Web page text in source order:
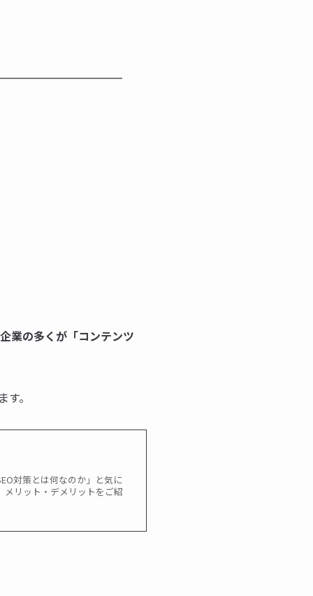
業の多くが「コンテンツ
。
対策とは何なのか」と気に
メリット・デメリットをご紹